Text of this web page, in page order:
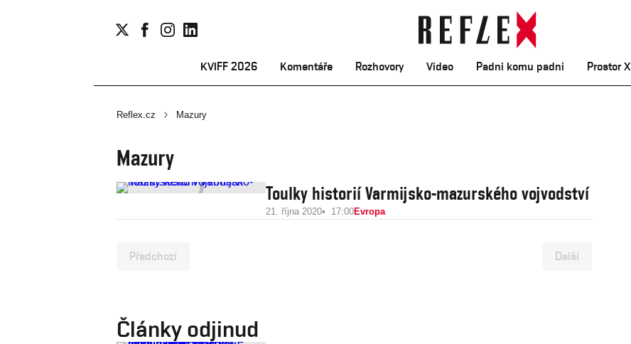
KVIFF 2026 Komentáře Rozhovory Video Padni komu padni Prostor X
Reflex.cz Mazury
Mazury
Toulky historií Varmijsko-mazurského vojvodství
21. října 2020 17:00Evropa
Předchozí Další
Články odjinud